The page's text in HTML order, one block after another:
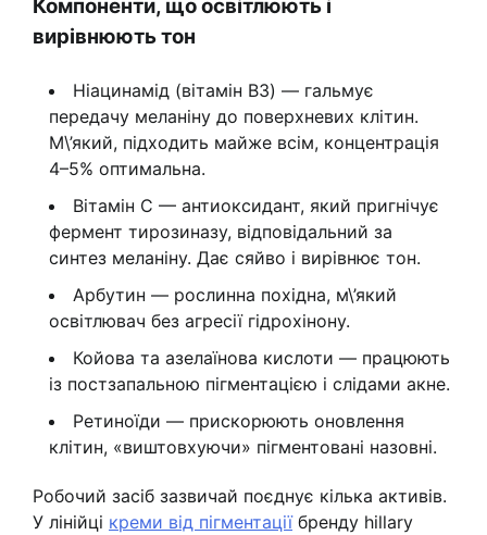
Компоненти, що освітлюють і
вирівнюють тон
Ніацинамід (вітамін B3) — гальмує
передачу меланіну до поверхневих клітин.
М\’який, підходить майже всім, концентрація
4–5% оптимальна.
Вітамін C — антиоксидант, який пригнічує
фермент тирозиназу, відповідальний за
синтез меланіну. Дає сяйво і вирівнює тон.
Арбутин — рослинна похідна, м\’який
освітлювач без агресії гідрохінону.
Койова та азелаїнова кислоти — працюють
із постзапальною пігментацією і слідами акне.
Ретиноїди — прискорюють оновлення
клітин, «виштовхуючи» пігментовані назовні.
Робочий засіб зазвичай поєднує кілька активів.
У лінійці креми від пігментаціїбренду hillary